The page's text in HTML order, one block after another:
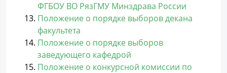
ФГБОУ ВО РязГМУ Минздрава России
Положение о порядке выборов декана
факультета
Положение о порядке выборов
заведующего кафедрой
Положение о конкурсной комиссии по